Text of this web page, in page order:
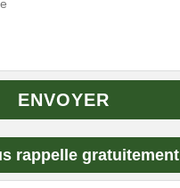
rappelle gratuitement